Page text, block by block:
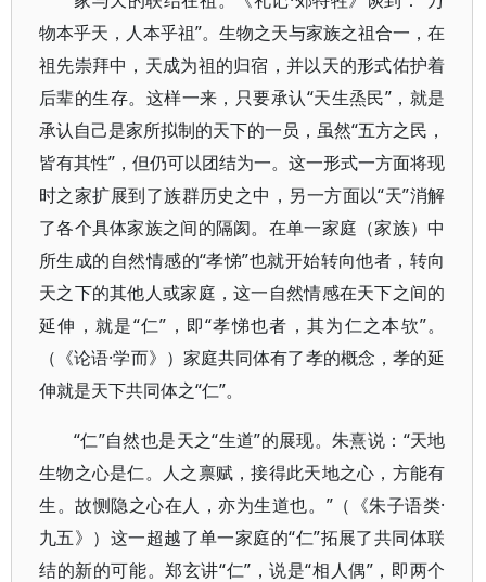
物本乎天，人本乎祖”。生物之天与家族之祖合一，在
祖先崇拜中，天成为祖的归宿，并以天的形式佑护着
后辈的生存。这样一来，只要承认“天生烝民”，就是
承认自己是家所拟制的天下的一员，虽然“五方之民，
皆有其性”，但仍可以团结为一。这一形式一方面将现
时之家扩展到了族群历史之中，另一方面以“天”消解
了各个具体家族之间的隔阂。在单一家庭（家族）中
所生成的自然情感的“孝悌”也就开始转向他者，转向
天之下的其他人或家庭，这一自然情感在天下之间的
延伸，就是“仁”，即“孝悌也者，其为仁之本欤”。
（《论语·学而》）家庭共同体有了孝的概念，孝的延
伸就是天下共同体之“仁”。
“仁”自然也是天之“生道”的展现。朱熹说：“天地
生物之心是仁。人之禀赋，接得此天地之心，方能有
生。故恻隐之心在人，亦为生道也。”（《朱子语类·
九五》）这一超越了单一家庭的“仁”拓展了共同体联
结的新的可能。郑玄讲“仁”，说是“相人偶”，即两个